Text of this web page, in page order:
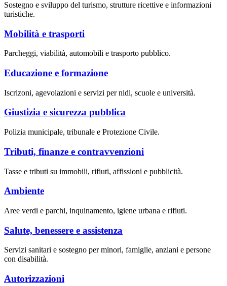
Sostegno e sviluppo del turismo, strutture ricettive e informazioni
turistiche.
Mobilità e trasporti
Parcheggi, viabilità, automobili e trasporto pubblico.
Educazione e formazione
Iscrizoni, agevolazioni e servizi per nidi, scuole e università.
Giustizia e sicurezza pubblica
Polizia municipale, tribunale e Protezione Civile.
Tributi, finanze e contravvenzioni
Tasse e tributi su immobili, rifiuti, affissioni e pubblicità.
Ambiente
Aree verdi e parchi, inquinamento, igiene urbana e rifiuti.
Salute, benessere e assistenza
Servizi sanitari e sostegno per minori, famiglie, anziani e persone
con disabilità.
Autorizzazioni